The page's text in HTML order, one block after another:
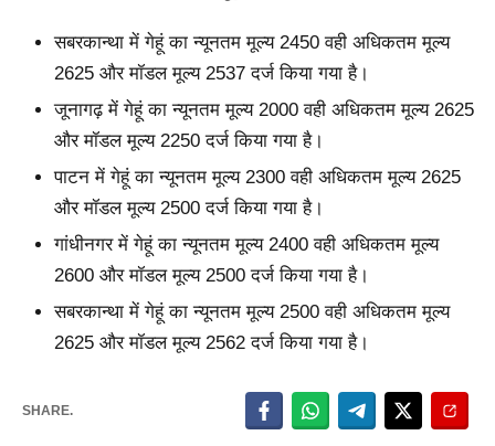
सबरकान्था में गेहूं का न्यूनतम मूल्य 2450 वही अधिकतम मूल्य
2625 और मॉडल मूल्य 2537 दर्ज किया गया है।
जूनागढ़ में गेहूं का न्यूनतम मूल्य 2000 वही अधिकतम मूल्य 2625
और मॉडल मूल्य 2250 दर्ज किया गया है।
पाटन में गेहूं का न्यूनतम मूल्य 2300 वही अधिकतम मूल्य 2625
और मॉडल मूल्य 2500 दर्ज किया गया है।
गांधीनगर में गेहूं का न्यूनतम मूल्य 2400 वही अधिकतम मूल्य
2600 और मॉडल मूल्य 2500 दर्ज किया गया है।
सबरकान्था में गेहूं का न्यूनतम मूल्य 2500 वही अधिकतम मूल्य
2625 और मॉडल मूल्य 2562 दर्ज किया गया है।
SHARE.